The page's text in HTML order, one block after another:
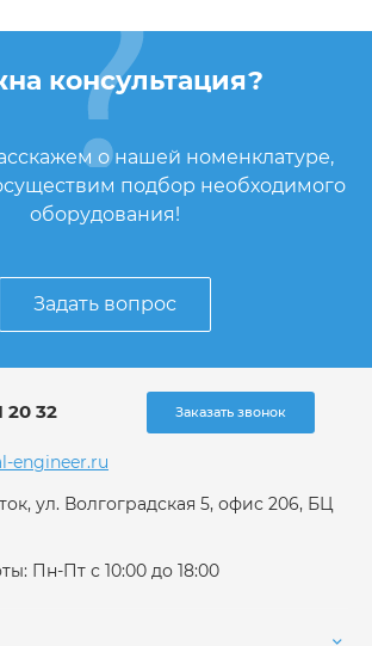
консультация?
о нашей номенклатуре,
подбор необходимого
оборудования!
Задать вопрос
20 32 Заказать звонок
engineer.ru
ул. Волгоградская 5, офис 206, БЦ
Пн-Пт с 10:00 до 18:00